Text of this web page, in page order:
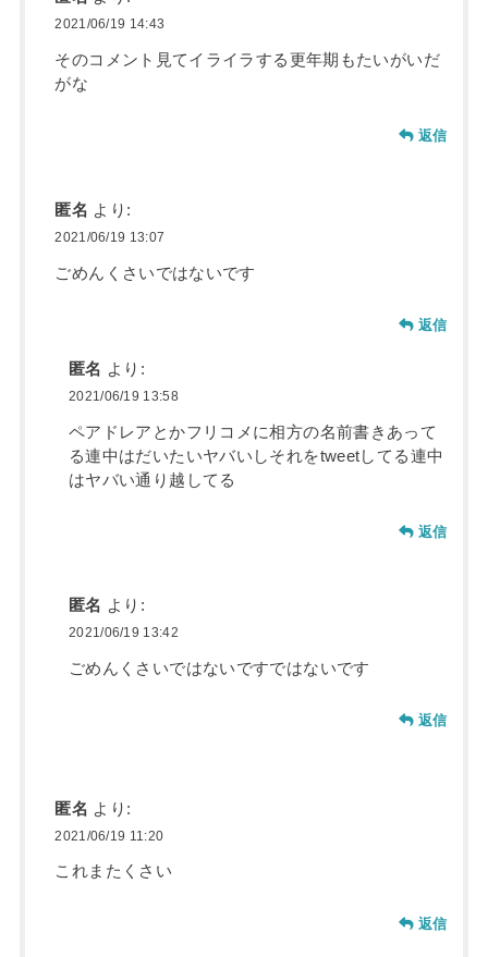
2021/06/19 14:43
そのコメント見てイライラする更年期もたいがいだ
がな
返信
匿名 より:
2021/06/19 13:07
ごめんくさいではないです
返信
匿名 より:
2021/06/19 13:58
ペアドレアとかフリコメに相方の名前書きあって
る連中はだいたいヤバいしそれをtweetしてる連中
はヤバい通り越してる
返信
匿名 より:
2021/06/19 13:42
ごめんくさいではないですではないです
返信
匿名 より:
2021/06/19 11:20
これまたくさい
返信